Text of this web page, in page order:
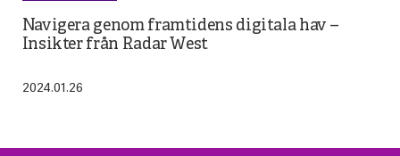
Navigera genom framtidens digitala hav –
Insikter från Radar West
2024.01.26